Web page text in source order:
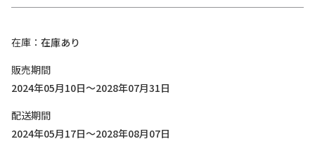
在庫
在庫あり
販売期間
2024年05月10日～2028年07月31日
配送期間
2024年05月17日～2028年08月07日